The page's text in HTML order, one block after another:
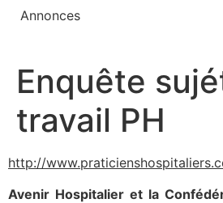
Annonces
Enquête
travail PH
http://
Avenir Hospitalier et la